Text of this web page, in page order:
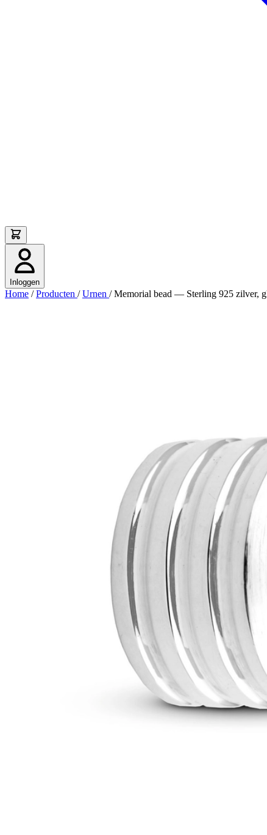
Inloggen
Home / Producten / Urnen / Memorial bead — Sterling 925 zilver,